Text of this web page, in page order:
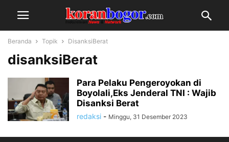
Beranda Topik DisanksiBerat
disanksiBerat
Para Pelaku Pengeroyokan di
Boyolali,Eks Jenderal TNI : Wajib
Disanksi Berat
redaksi - Minggu, 31 Desember 2023